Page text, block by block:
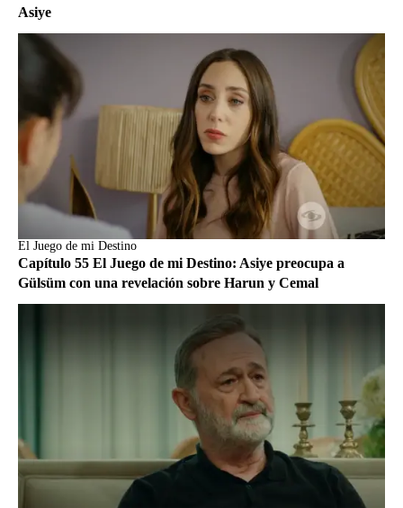
Asiye
El Juego de mi Destino
Capítulo 55 El Juego de mi Destino: Asiye preocupa a
Gülsüm con una revelación sobre Harun y Cemal